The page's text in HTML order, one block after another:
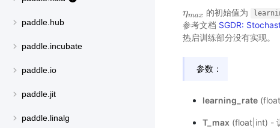
paddle.hub
paddle.incubate
paddle.io
paddle.jit
paddle.linalg
ηmax
ηmax 的初始值为
参考文档 SGDR:
热启训练部分没有实现。
参数：
learning_rate
T_max (float|int) -